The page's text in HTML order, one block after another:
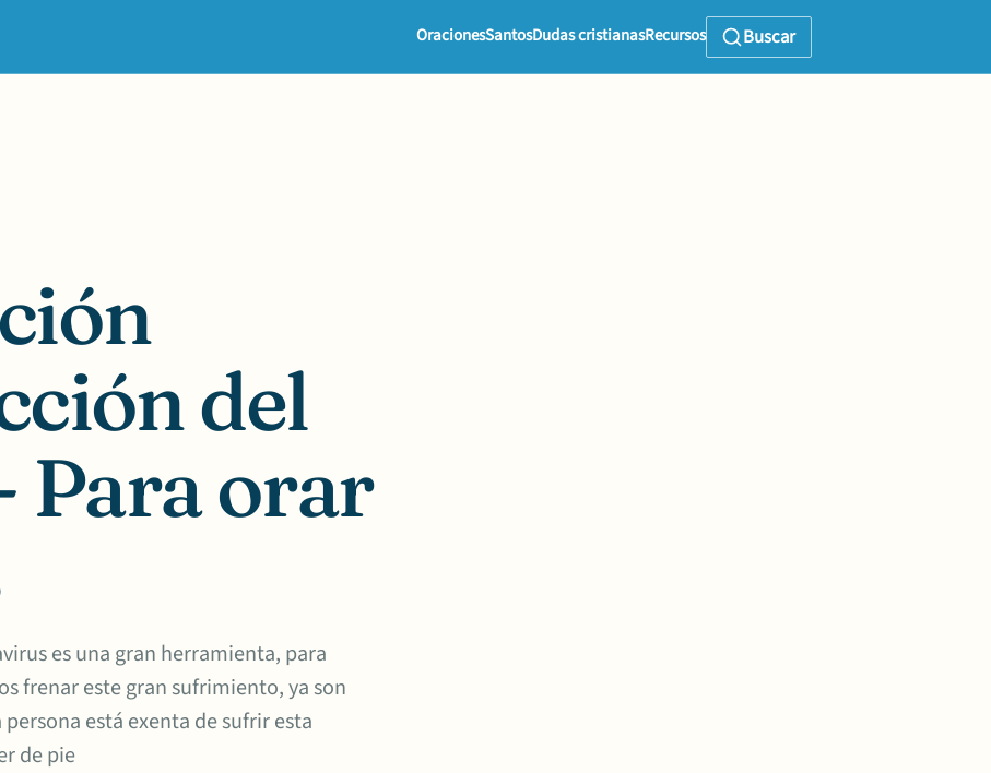
OracionesSantosDudas cristianasRecursos Buscar
del
Para orar
es una gran herramienta, para
frenar este gran sufrimiento, ya son
está exenta de sufrir esta
de pie